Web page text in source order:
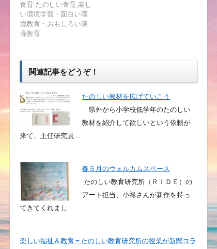
食育 たのしい食育,楽し
い環境学習・面白い環
境教育・おもしろい環
境教育
関連記事をどうぞ！
たのしい教材を広げていこう
県外から小学校低学年のたのしい
教材を紹介して欲しいという依頼が
来て、主任研究員…
春５月のウェルカムスペース
たのしい教育研究所（ＲＩＤＥ）の
アート担当、小禄さんが新作を持っ
てきてくれまし…
楽しい福祉＆教育＝たのしい教育研究所の授業が新聞コラ